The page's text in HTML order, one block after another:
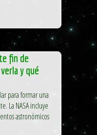
fin de
y qué
para formar una
La NASA incluye
astronómicos